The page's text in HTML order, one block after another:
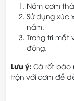
Nắm cơm
Sử dụng xúc
nắm.
Trang trí mắt
động.
Lưu ý: Cà rốt bào
trộn với cơm để